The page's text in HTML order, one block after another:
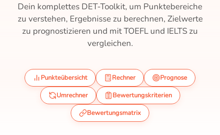
Dein komplettes DET-Toolkit, um Punktebereiche
zu verstehen, Ergebnisse zu berechnen, Zielwerte
zu prognostizieren und mit TOEFL und IELTS zu
vergleichen.
Punkteübersicht Rechner
Prognose
Umrechner
Bewertungskriterien
Bewertungsmatrix